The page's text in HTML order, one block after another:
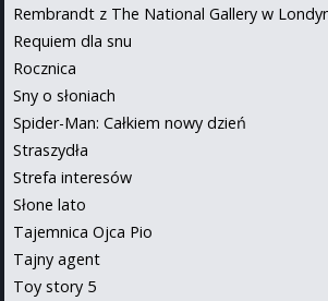
Rembrandt z The National Gallery w
Requiem dla snu
Rocznica
Sny o słoniach
Spider-Man: Całkiem nowy dzień
Straszydła
Strefa interesów
Słone lato
Tajemnica Ojca Pio
Tajny agent
Toy story 5